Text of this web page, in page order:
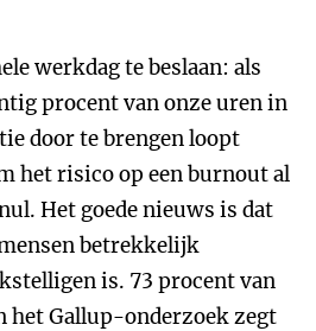
werkdag te beslaan: als
procent van onze uren in
door te brengen loopt
het risico op een burnout al
Het goede nieuws is dat
betrekkelijk
is. 73 procent van
het Gallup-onderzoek zegt